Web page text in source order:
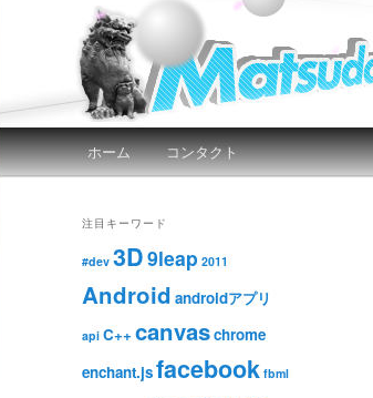
インメニュー
メインコンテンツへ移動
サブコンテンツへ移動
ホーム コンタクト
注目キーワード
#dev 3D9leap 2011
Android androidアプリ
api C++ canvaschrome
enchant.jsfacebook fbml